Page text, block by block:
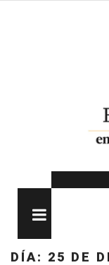
DÍA: 25 DE